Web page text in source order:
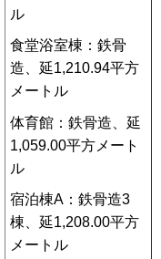
ル
食堂浴室棟：鉄骨
造、延1,210.94平方
メートル
体育館：鉄骨造、延
1,059.00平方メート
ル
宿泊棟A：鉄骨造3
棟、延1,208.00平方
メートル